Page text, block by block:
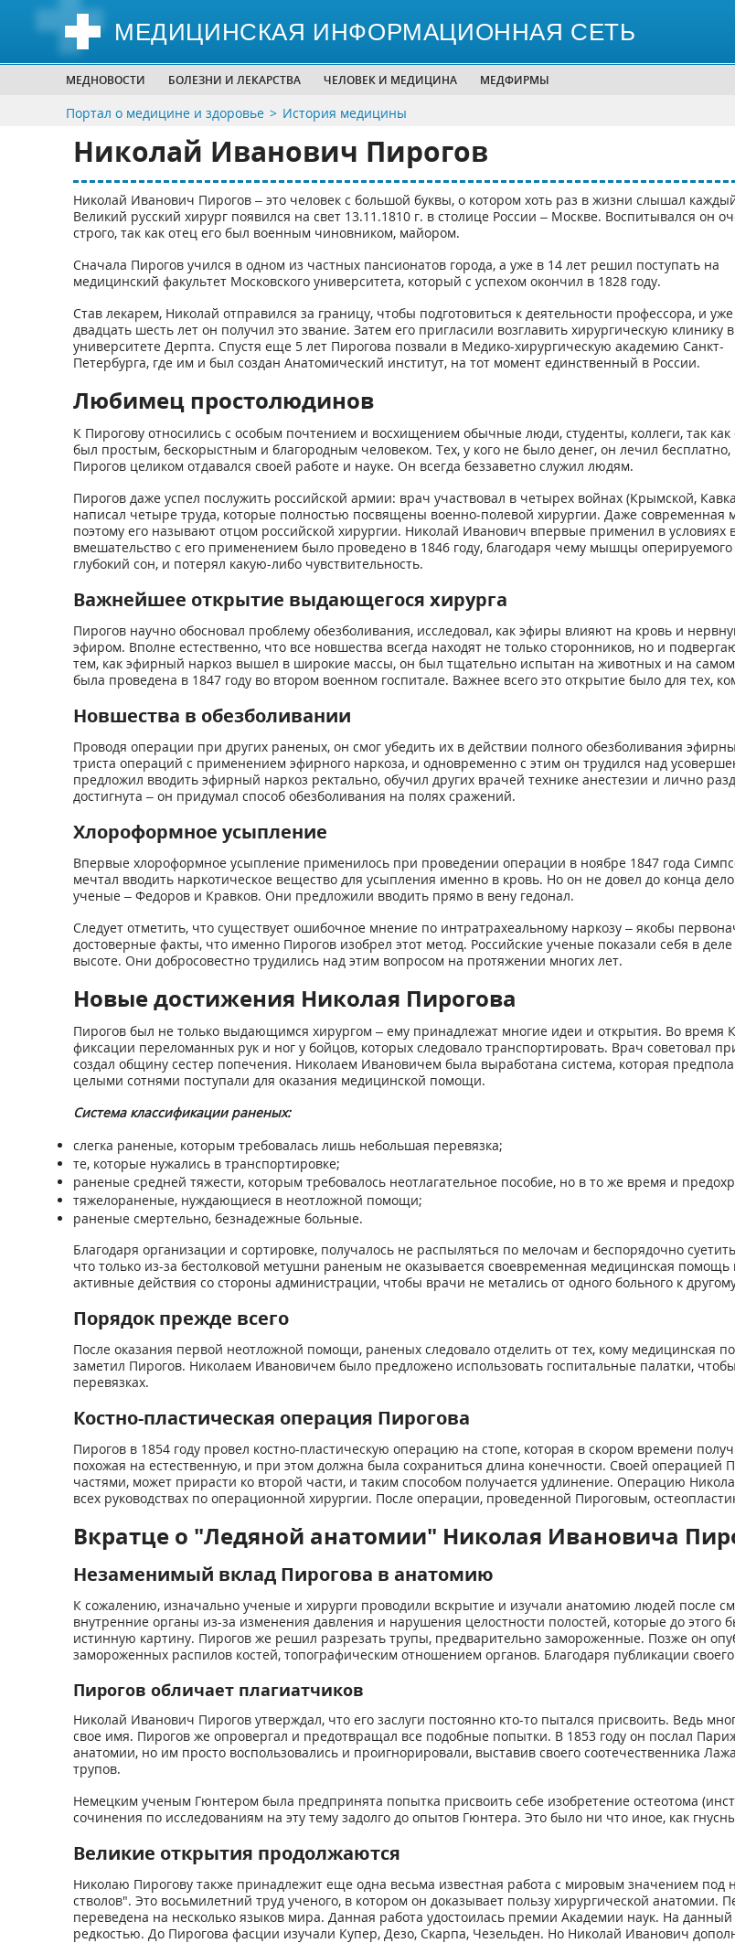
МЕДИЦИНСКАЯ ИНФОРМАЦИОННАЯ СЕТЬ
МЕДНОВОСТИ БОЛЕЗНИ И ЛЕКАРСТВА ЧЕЛОВЕК И МЕДИЦИНА МЕДФИРМЫ
Портал о медицине и здоровье История медицины
Николай Иванович Пирогов
Николай Иванович Пирогов – это человек с большой буквы, о котором хоть раз в жизни слышал
Великий русский хирург появился на свет 13.11.1810 г. в столице России – Москве. Воспитывался он
строго, так как отец его был военным чиновником, майором.
Сначала Пирогов учился в одном из частных пансионатов города, а уже в 14 лет решил поступать на
медицинский факультет Московского университета, который с успехом окончил в 1828 году.
Став лекарем, Николай отправился за границу, чтобы подготовиться к деятельности профессора, и
двадцать шесть лет он получил это звание. Затем его пригласили возглавить хирургическую клинику в
университете Дерпта. Спустя еще 5 лет Пирогова позвали в Медико-хирургическую академию Санкт-
Петербурга, где им и был создан Анатомический институт, на тот момент единственный в России.
Любимец простолюдинов
К Пирогову относились с особым почтением и восхищением обычные люди, студенты, коллеги, так как
был простым, бескорыстным и благородным человеком. Тех, у кого не было денег, он лечил
Пирогов целиком отдавался своей работе и науке. Он всегда беззаветно служил людям.
Пирогов даже успел послужить российской армии: врач участвовал в четырех войнах (Крымской,
написал четыре труда, которые полностью посвящены военно-полевой хирургии. Даже современная
поэтому его называют отцом российской хирургии. Николай Иванович впервые применил в
вмешательство с его применением было проведено в 1846 году, благодаря чему мышцы
глубокий сон, и потерял какую-либо чувствительность.
Важнейшее открытие выдающегося хирурга
Пирогов научно обосновал проблему обезболивания, исследовал, как эфиры влияют на кровь и
эфиром. Вполне естественно, что все новшества всегда находят не только сторонников, но и
тем, как эфирный наркоз вышел в широкие массы, он был тщательно испытан на животных и на
была проведена в 1847 году во втором военном госпитале. Важнее всего это открытие было для тех,
Новшества в обезболивании
Проводя операции при других раненых, он смог убедить их в действии полного обезболивания
триста операций с применением эфирного наркоза, и одновременно с этим он трудился над
предложил вводить эфирный наркоз ректально, обучил других врачей технике анестезии и лично
достигнута – он придумал способ обезболивания на полях сражений.
Хлороформное усыпление
Впервые хлороформное усыпление применилось при проведении операции в ноябре 1847 года
мечтал вводить наркотическое вещество для усыпления именно в кровь. Но он не довел до конца
ученые – Федоров и Кравков. Они предложили вводить прямо в вену гедонал.
Следует отметить, что существует ошибочное мнение по интратрахеальному наркозу – якобы
достоверные факты, что именно Пирогов изобрел этот метод. Российские ученые показали себя в
высоте. Они добросовестно трудились над этим вопросом на протяжении многих лет.
Новые достижения Николая Пирогова
Пирогов был не только выдающимся хирургом – ему принадлежат многие идеи и открытия. Во время
фиксации переломанных рук и ног у бойцов, которых следовало транспортировать. Врач советовал
создал общину сестер попечения. Николаем Ивановичем была выработана система, которая
целыми сотнями поступали для оказания медицинской помощи.
Система классификации раненых:
слегка раненые, которым требовалась лишь небольшая перевязка;
те, которые нужались в транспортировке;
раненые средней тяжести, которым требовалось неотлагательное пособие, но в то же время и
тяжелораненые, нуждающиеся в неотложной помощи;
раненые смертельно, безнадежные больные.
Благодаря организации и сортировке, получалось не распыляться по мелочам и беспорядочно
что только из-за бестолковой метушни раненым не оказывается своевременная медицинская
активные действия со стороны администрации, чтобы врачи не метались от одного больного к
Порядок прежде всего
После оказания первой неотложной помощи, раненых следовало отделить от тех, кому медицинская
заметил Пирогов. Николаем Ивановичем было предложено использовать госпитальные палатки,
перевязках.
Костно-пластическая операция Пирогова
Пирогов в 1854 году провел костно-пластическую операцию на стопе, которая в скором времени
похожая на естественную, и при этом должна была сохраниться длина конечности. Своей операцией
частями, может прирасти ко второй части, и таким способом получается удлинение. Операцию
всех руководствах по операционной хирургии. После операции, проведенной Пироговым,
Вкратце о "Ледяной анатомии" Николая Ивановича
Незаменимый вклад Пирогова в анатомию
К сожалению, изначально ученые и хирурги проводили вскрытие и изучали анатомию людей после
внутренние органы из-за изменения давления и нарушения целостности полостей, которые до
истинную картину. Пирогов же решил разрезать трупы, предварительно замороженные. Позже он
замороженных распилов костей, топографическим отношением органов. Благодаря публикации
Пирогов обличает плагиатчиков
Николай Иванович Пирогов утверждал, что его заслуги постоянно кто-то пытался присвоить. Ведь
свое имя. Пирогов же опровергал и предотвращал все подобные попытки. В 1853 году он послал
анатомии, но им просто воспользовались и проигнорировали, выставив своего соотечественника
трупов.
Немецким ученым Гюнтером была предпринята попытка присвоить себе изобретение остеотома
сочинения по исследованиям на эту тему задолго до опытов Гюнтера. Это было ни что иное, как
Великие открытия продолжаются
Николаю Пирогову также принадлежит еще одна весьма известная работа с мировым значением
стволов". Это восьмилетний труд ученого, в котором он доказывает пользу хирургической анатомии.
переведена на несколько языков мира. Данная работа удостоилась премии Академии наук. На
редкостью. До Пирогова фасции изучали Купер, Дезо, Скарпа, Чезельден. Но Николай Иванович